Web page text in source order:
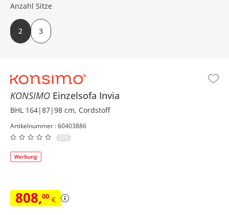
KONSIMO Einzelsofa Invia
BHL 164|87|98 cm, Cordstoff
Artikelnummer : 60403886
0/5
808,00 €
Anzahl Sitze
2 3